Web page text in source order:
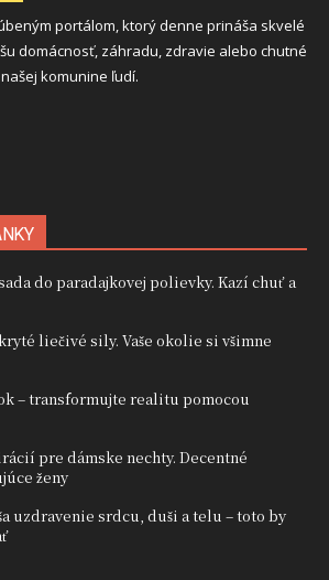
portálom, ktorý denne prináša skvelé
domácnosť, záhradu, zdravie alebo chutné
komunine ľudí.
do paradajkovej polievky. Kazí chuť a
liečivé sily. Vaše okolie si všimne
– transformujte realitu pomocou
pre dámske nechty. Decentné
ženy
uzdravenie srdcu, duši a telu – toto by